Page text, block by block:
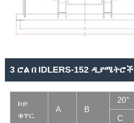
3 ሮል በ IDLERS-152 ዲያሜትሮች
ኮድ
ቁጥር.
A B
20°
C